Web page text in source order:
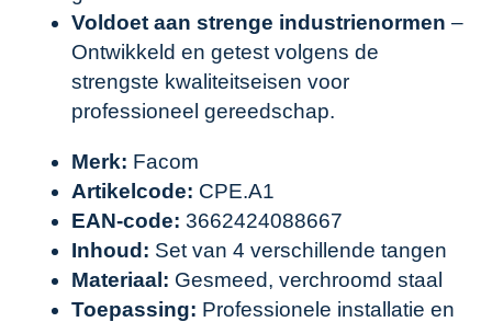
Voldoet aan strenge industrienormen –
Ontwikkeld en getest volgens de
strengste kwaliteitseisen voor
professioneel gereedschap.
Merk: Facom
Artikelcode: CPE.A1
EAN-code: 3662424088667
Inhoud: Set van 4 verschillende tangen
Materiaal: Gesmeed, verchroomd staal
Toepassing: Professionele installatie en